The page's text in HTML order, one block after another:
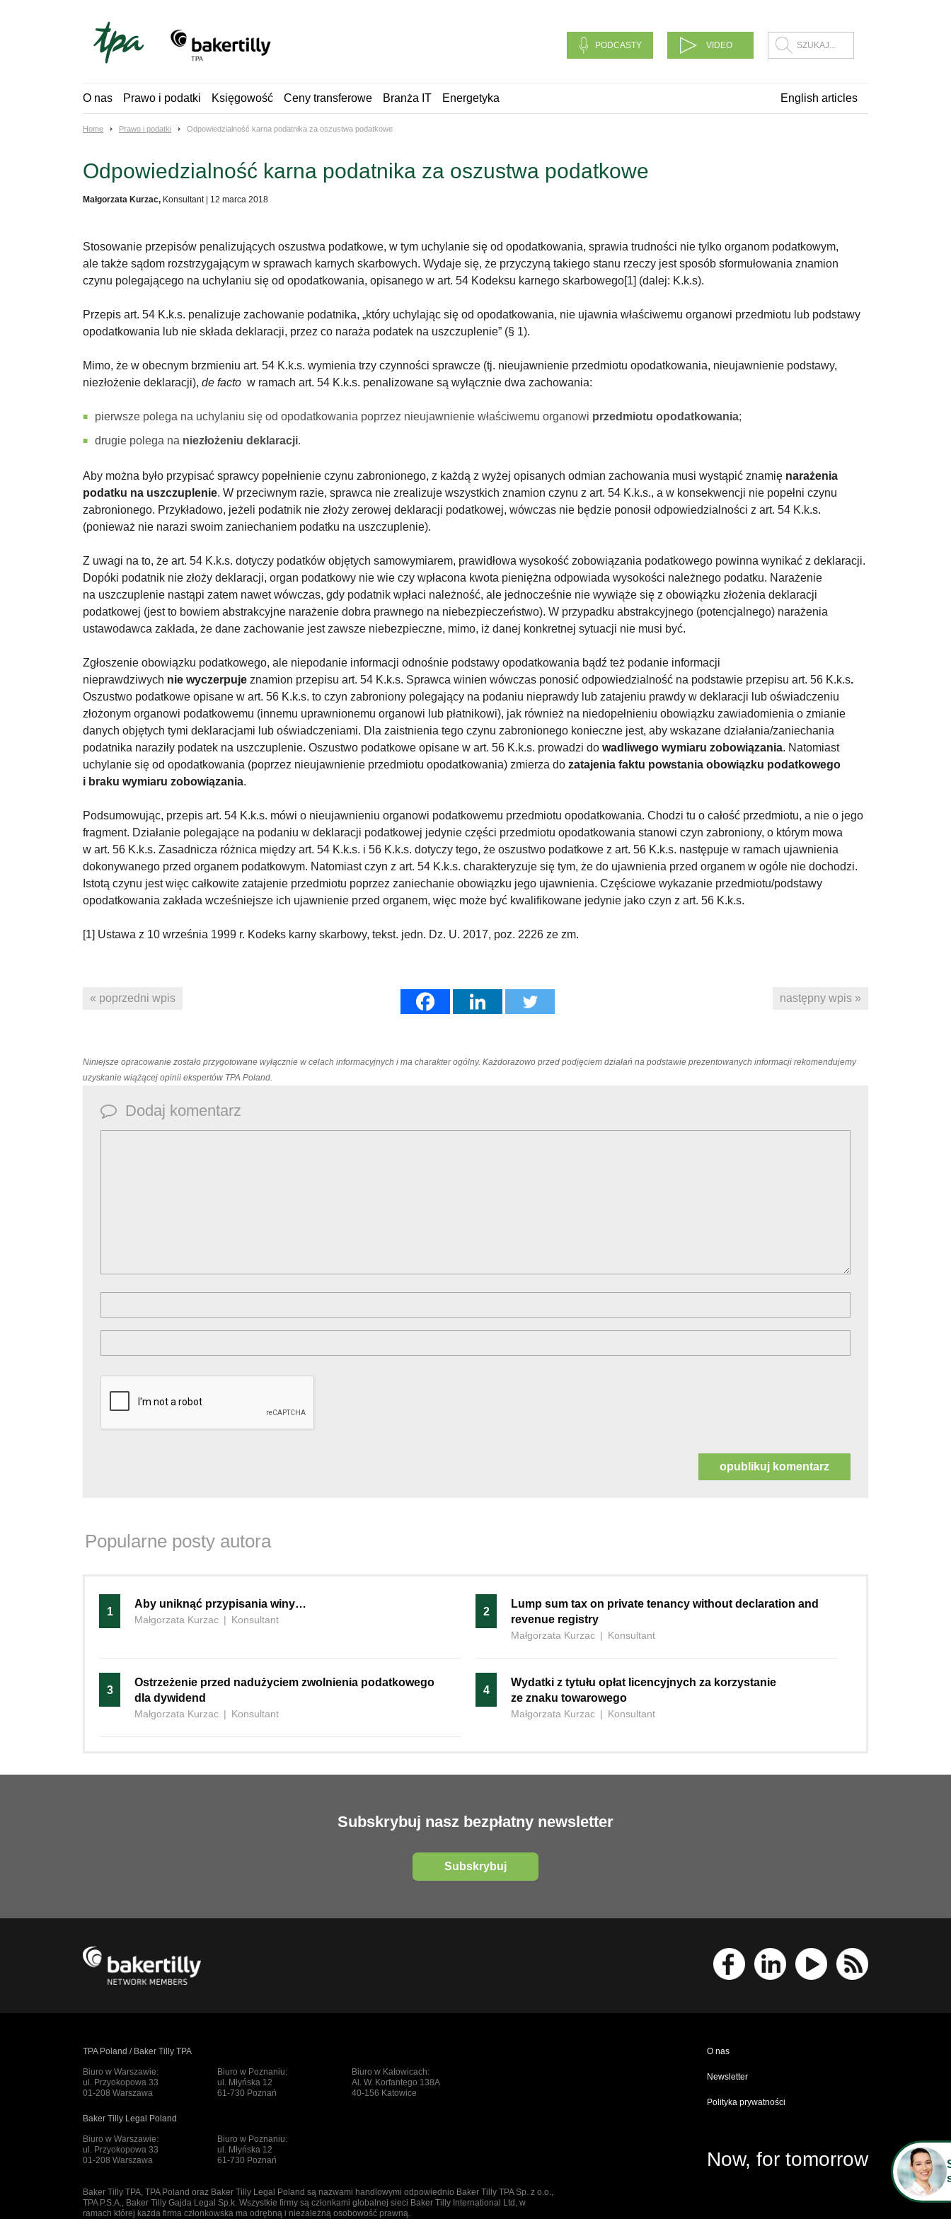
PODCASTY VIDEO
O nas Prawo i podatki Księgowość Ceny transferowe Branża IT Energetyka English articles
Home Prawo i podatki Odpowiedzialność karna podatnika za oszustwa podatkowe
Odpowiedzialność karna podatnika za oszustwa podatkowe
Małgorzata Kurzac, Konsultant 12 marca 2018
Stosowanie przepisów penalizujących oszustwa podatkowe, w tym uchylanie się od opodatkowania, sprawia trudności nie tylko organom podatkowym,
ale także sądom rozstrzygającym w sprawach karnych skarbowych. Wydaje się, że przyczyną takiego stanu rzeczy jest sposób sformułowania znamion
czynu polegającego na uchylaniu się od opodatkowania, opisanego w art. 54 Kodeksu karnego skarbowego[1] (dalej: K.k.s).
Przepis art. 54 K.k.s. penalizuje zachowanie podatnika, „który uchylając się od opodatkowania, nie ujawnia właściwemu organowi przedmiotu lub podstawy
opodatkowania lub nie składa deklaracji, przez co naraża podatek na uszczuplenie” (§ 1).
Mimo, że w obecnym brzmieniu art. 54 K.k.s. wymienia trzy czynności sprawcze (tj. nieujawnienie przedmiotu opodatkowania, nieujawnienie podstawy,
niezłożenie deklaracji), de facto w ramach art. 54 K.k.s. penalizowane są wyłącznie dwa zachowania:
pierwsze polega na uchylaniu się od opodatkowania poprzez nieujawnienie właściwemu organowi przedmiotu opodatkowania;
drugie polega na niezłożeniu deklaracji.
Aby można było przypisać sprawcy popełnienie czynu zabronionego, z każdą z wyżej opisanych odmian zachowania musi wystąpić znamię narażenia
podatku na uszczuplenie. W przeciwnym razie, sprawca nie zrealizuje wszystkich znamion czynu z art. 54 K.k.s., a w konsekwencji nie popełni czynu
zabronionego. Przykładowo, jeżeli podatnik nie złoży zerowej deklaracji podatkowej, wówczas nie będzie ponosił odpowiedzialności z art. 54 K.k.s.
(ponieważ nie narazi swoim zaniechaniem podatku na uszczuplenie).
Z uwagi na to, że art. 54 K.k.s. dotyczy podatków objętych samowymiarem, prawidłowa wysokość zobowiązania podatkowego powinna wynikać z deklaracji.
Dopóki podatnik nie złoży deklaracji, organ podatkowy nie wie czy wpłacona kwota pieniężna odpowiada wysokości należnego podatku. Narażenie
na uszczuplenie nastąpi zatem nawet wówczas, gdy podatnik wpłaci należność, ale jednocześnie nie wywiąże się z obowiązku złożenia deklaracji
podatkowej (jest to bowiem abstrakcyjne narażenie dobra prawnego na niebezpieczeństwo). W przypadku abstrakcyjnego (potencjalnego) narażenia
ustawodawca zakłada, że dane zachowanie jest zawsze niebezpieczne, mimo, iż danej konkretnej sytuacji nie musi być.
Zgłoszenie obowiązku podatkowego, ale niepodanie informacji odnośnie podstawy opodatkowania bądź też podanie informacji
nieprawdziwych nie wyczerpuje znamion przepisu art. 54 K.k.s. Sprawca winien wówczas ponosić odpowiedzialność na podstawie przepisu art. 56 K.k.s.
Oszustwo podatkowe opisane w art. 56 K.k.s. to czyn zabroniony polegający na podaniu nieprawdy lub zatajeniu prawdy w deklaracji lub oświadczeniu
złożonym organowi podatkowemu (innemu uprawnionemu organowi lub płatnikowi), jak również na niedopełnieniu obowiązku zawiadomienia o zmianie
danych objętych tymi deklaracjami lub oświadczeniami. Dla zaistnienia tego czynu zabronionego konieczne jest, aby wskazane działania/zaniechania
podatnika naraziły podatek na uszczuplenie. Oszustwo podatkowe opisane w art. 56 K.k.s. prowadzi do wadliwego wymiaru zobowiązania. Natomiast
uchylanie się od opodatkowania (poprzez nieujawnienie przedmiotu opodatkowania) zmierza do zatajenia faktu powstania obowiązku podatkowego
i braku wymiaru zobowiązania.
Podsumowując, przepis art. 54 K.k.s. mówi o nieujawnieniu organowi podatkowemu przedmiotu opodatkowania. Chodzi tu o całość przedmiotu, a nie o jego
fragment. Działanie polegające na podaniu w deklaracji podatkowej jedynie części przedmiotu opodatkowania stanowi czyn zabroniony, o którym mowa
w art. 56 K.k.s. Zasadnicza różnica między art. 54 K.k.s. i 56 K.k.s. dotyczy tego, że oszustwo podatkowe z art. 56 K.k.s. następuje w ramach ujawnienia
dokonywanego przed organem podatkowym. Natomiast czyn z art. 54 K.k.s. charakteryzuje się tym, że do ujawnienia przed organem w ogóle nie dochodzi.
Istotą czynu jest więc całkowite zatajenie przedmiotu poprzez zaniechanie obowiązku jego ujawnienia. Częściowe wykazanie przedmiotu/podstawy
opodatkowania zakłada wcześniejsze ich ujawnienie przed organem, więc może być kwalifikowane jedynie jako czyn z art. 56 K.k.s.
[1] Ustawa z 10 września 1999 r. Kodeks karny skarbowy, tekst. jedn. Dz. U. 2017, poz. 2226 ze zm.
następny wpis »
« poprzedni wpis
Niniejsze opracowanie zostało przygotowane wyłącznie w celach informacyjnych i ma charakter ogólny. Każdorazowo przed podjęciem działań na podstawie prezentowanych informacji rekomendujemy
uzyskanie wiążącej opinii ekspertów TPA Poland.
Dodaj komentarz
Popularne posty autora
1
Aby uniknąć przypisania winy…
Małgorzata Kurzac | Konsultant
2
Lump sum tax on private tenancy without declaration and
revenue registry
Małgorzata Kurzac | Konsultant
3
Ostrzeżenie przed nadużyciem zwolnienia podatkowego
dla dywidend
Małgorzata Kurzac | Konsultant
4
Wydatki z tytułu opłat licencyjnych za korzystanie
ze znaku towarowego
Małgorzata Kurzac | Konsultant
Subskrybuj nasz bezpłatny newsletter
Subskrybuj
TPA Poland / Baker Tilly TPA
Biuro w Warszawie:
ul. Przyokopowa 33
01-208 Warszawa
Biuro w Poznaniu:
ul. Młyńska 12
61-730 Poznań
Biuro w Katowicach:
Al. W. Korfantego 138A
40-156 Katowice
Baker Tilly Legal Poland
Biuro w Warszawie:
ul. Przyokopowa 33
01-208 Warszawa
Biuro w Poznaniu:
ul. Młyńska 12
61-730 Poznań
O nas
Newsletter
Polityka prywatności
Now, for tomorrow
Baker Tilly TPA, TPA Poland oraz Baker Tilly Legal Poland są nazwami handlowymi odpowiednio Baker Tilly TPA Sp. z o.o.,
TPA P.S.A., Baker Tilly Gajda Legal Sp.k. Wszystkie firmy są członkami globalnej sieci Baker Tilly International Ltd, w
ramach której każda firma członkowska ma odrębną i niezależną osobowość prawną.